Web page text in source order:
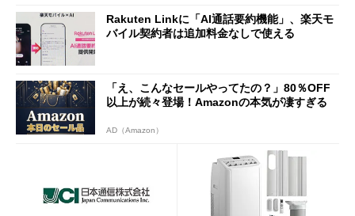
Rakuten Linkに「AI通話要約機能」、楽天モ
バイル契約者は追加料金なしで使える
「え、こんなセールやってたの？」80％OFF
以上が続々登場！Amazonの本気が凄すぎる
AD（Amazon）